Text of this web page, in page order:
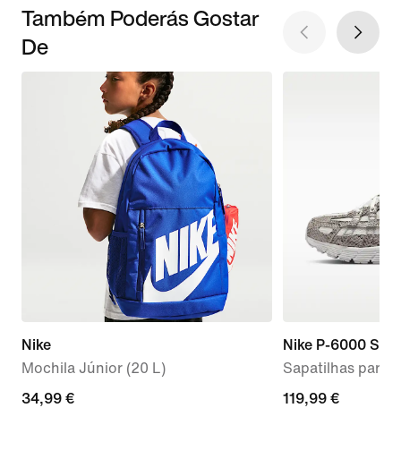
Também Poderás Gostar
De
Nike
Mochila Júnior (20 L)
34,99
34,99 €
Nike P-6000 SE
Sapatilhas para
119,99
119,99 €